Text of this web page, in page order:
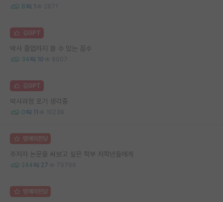
8 1 2871
김GPT
박사 졸업까지 쓸 수 있는 꼼수
34 10 8007
김GPT
박사과정 포기 생각중
0 11 10238
명예의전당
주저자 논문을 써보고 싶은 학부 저학년들에게
244 27 79766
명예의전당